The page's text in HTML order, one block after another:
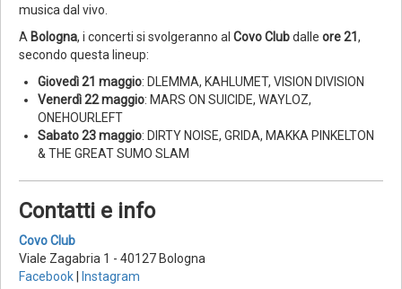
musica dal vivo.
A Bologna, i concerti si svolgeranno al Covo Clubdalle ore 21 ,
secondo questa lineup:
Giovedì 21 maggio: DLEMMA, KAHLUMET, VISION DIVISION
Venerdì 22 maggio: MARS ON SUICIDE, WAYLOZ,
ONEHOURLEFT
Sabato 23 maggio: DIRTY NOISE, GRIDA, MAKKA PINKELTON
& THE GREAT SUMO SLAM
Contatti e info
Covo Club
Viale Zagabria 1 - 40127 Bologna
Facebook
Instagram